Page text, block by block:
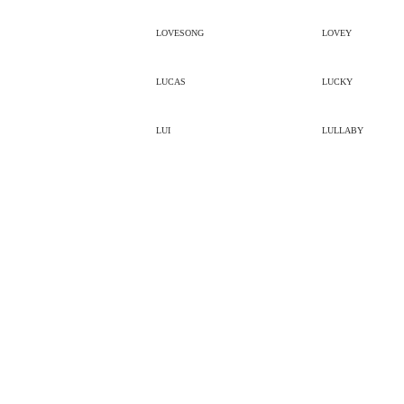
LOVESONG LOVEY
LUCAS LUCKY
LUI LULLABY